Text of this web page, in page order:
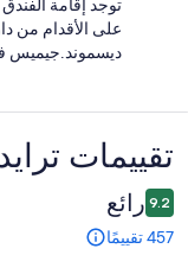
على الأقدام من
ديسموند.جيميس
التقييمات
تقييمات ⁦ترايدينت هوتل⁩
9.2 رائع
457 تقييمًا